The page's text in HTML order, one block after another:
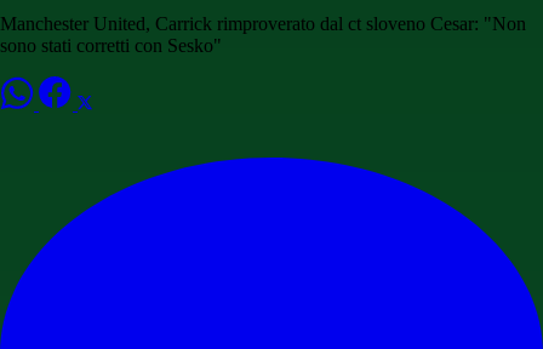
Manchester United, Carrick rimproverato dal ct sloveno Cesar: "Non
sono stati corretti con Sesko"